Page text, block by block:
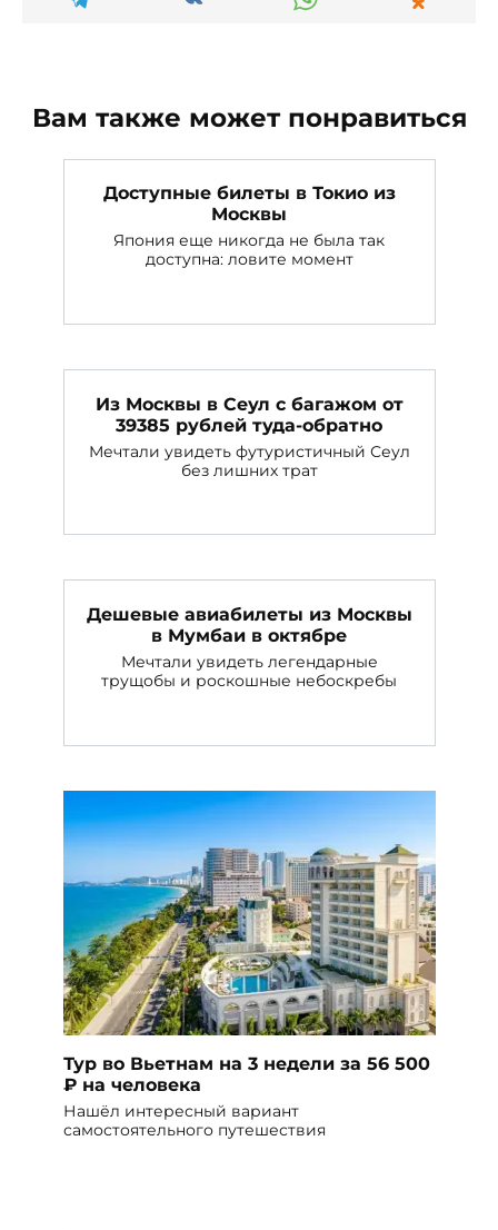
Вам также может понравиться
Доступные билеты в Токио из
Москвы
Япония еще никогда не была так
доступна: ловите момент
Из Москвы в Сеул с багажом от
39385 рублей туда-обратно
Мечтали увидеть футуристичный Сеул
без лишних трат
Дешевые авиабилеты из Москвы
в Мумбаи в октябре
Мечтали увидеть легендарные
трущобы и роскошные небоскребы
Тур во Вьетнам на 3 недели за 56 500
₽ на человека
Нашёл интересный вариант
самостоятельного путешествия